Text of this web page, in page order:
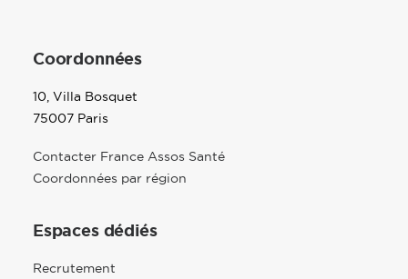
Coordonnées
10, Villa Bosquet
75007 Paris
Contacter France Assos Santé
Coordonnées par région
Espaces dédiés
Recrutement